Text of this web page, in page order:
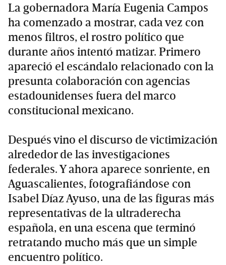
La gobernadora María Eugenia Campos
ha comenzado a mostrar, cada vez con
menos filtros, el rostro político que
durante años intentó matizar. Primero
apareció el escándalo relacionado con la
presunta colaboración con agencias
estadounidenses fuera del marco
constitucional mexicano.
Después vino el discurso de victimización
alrededor de las investigaciones
federales. Y ahora aparece sonriente, en
Aguascalientes, fotografiándose con
Isabel Díaz Ayuso, una de las figuras más
representativas de la ultraderecha
española, en una escena que terminó
retratando mucho más que un simple
encuentro político.